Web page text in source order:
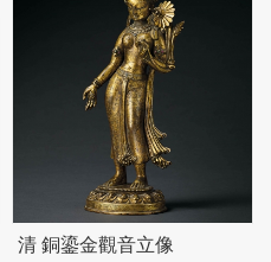
清 銅鎏金觀音立像